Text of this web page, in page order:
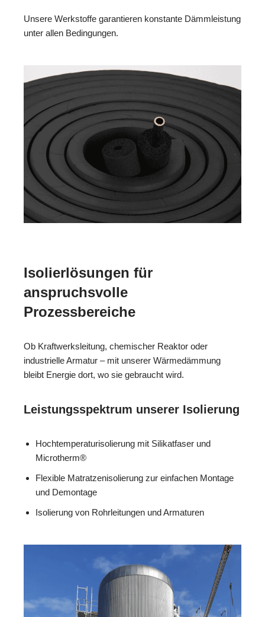
Unsere Werkstoffe garantieren konstante Dämmleistung
unter allen Bedingungen.
Isolierlösungen für
anspruchsvolle
Prozessbereiche
Ob Kraftwerksleitung, chemischer Reaktor oder
industrielle Armatur – mit unserer Wärmedämmung
bleibt Energie dort, wo sie gebraucht wird.
Leistungsspektrum unserer Isolierung
Hochtemperaturisolierung mit Silikatfaser und
Microtherm®
Flexible Matratzenisolierung zur einfachen Montage
und Demontage
Isolierung von Rohrleitungen und Armaturen